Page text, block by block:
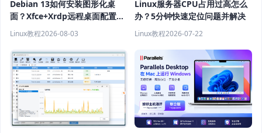
Debian 13如何安装图形化桌
面？Xfce+Xrdp远程桌面配置教
程
Linux教程2026-08-03
Linux服务器CPU占用过高怎么
办？5分钟快速定位问题并解决
Linux教程2026-07-22